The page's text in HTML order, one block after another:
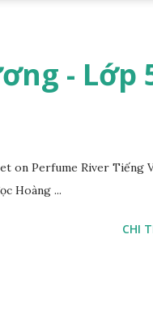
- Lớp
on Perfume River Tiếng
Hoàng ...
CHI